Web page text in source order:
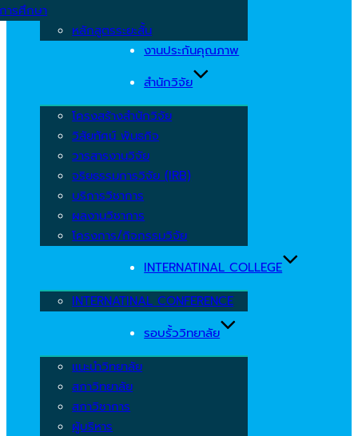
ารศึกษา
หลักสูตรระยะสั้น
งานประกันคุณภาพ
สำนักวิจัย
โครงสร้างสำนักวิจัย
วิสัยทัศน์ พันธกิจ
วารสารงานวิจัย
จริยธรรมการวิจัย (IRB)
บริการวิชาการ
ผลงานวิชาการ
โครงการ/กิจกรรมวิจัย
INTERNATINAL COLLEGE
INTERNATINAL CONFERENCE
รอบรั้ววิทยาลัย
แนะนำวิทยาลัย
สภาวิทยาลัย
สภาวิชาการ
ผู้บริหาร